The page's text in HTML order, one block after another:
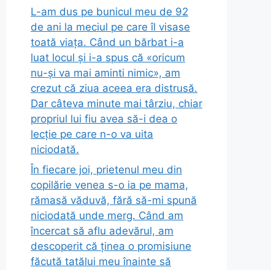
L-am dus pe bunicul meu de 92
de ani la meciul pe care îl visase
toată viața. Când un bărbat i-a
luat locul și i-a spus că «oricum
nu-și va mai aminti nimic», am
crezut că ziua aceea era distrusă.
Dar câteva minute mai târziu, chiar
propriul lui fiu avea să-i dea o
lecție pe care n-o va uita
niciodată.
În fiecare joi, prietenul meu din
copilărie venea s-o ia pe mama,
rămasă văduvă, fără să-mi spună
niciodată unde merg. Când am
încercat să aflu adevărul, am
descoperit că ținea o promisiune
făcută tatălui meu înainte să